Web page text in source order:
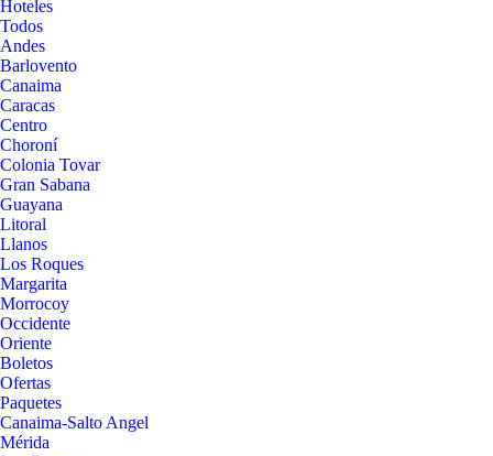
Hoteles
Todos
Andes
Barlovento
Canaima
Caracas
Centro
Choroní
Colonia Tovar
Gran Sabana
Guayana
Litoral
Llanos
Los Roques
Margarita
Morrocoy
Occidente
Oriente
Boletos
Ofertas
Paquetes
Canaima-Salto Angel
Mérida